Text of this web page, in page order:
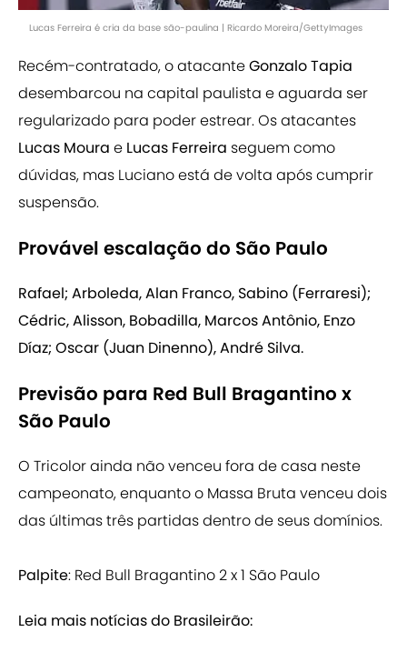
Lucas Ferreira é cria da base são-paulina | Ricardo Moreira/GettyImages
Recém-contratado, o atacanteGonzalo Tapia
desembarcou na capital paulista e aguarda ser
regularizado para poder estrear. Os atacantes
Lucas Moura e Lucas Ferreira seguem como
dúvidas, mas Luciano está de volta após cumprir
suspensão.
Provável escalação do São Paulo
Rafael; Arboleda, Alan Franco, Sabino (Ferraresi);
Cédric, Alisson, Bobadilla, Marcos Antônio, Enzo
Díaz; Oscar (Juan Dinenno), André Silva.
Previsão para Red Bull Bragantino x
São Paulo
O Tricolor ainda não venceu fora de casa neste
campeonato, enquanto o Massa Bruta venceu dois
das últimas três partidas dentro de seus domínios.
Palpite: Red Bull Bragantino 2 x 1 São Paulo
Leia mais notícias do Brasileirão: